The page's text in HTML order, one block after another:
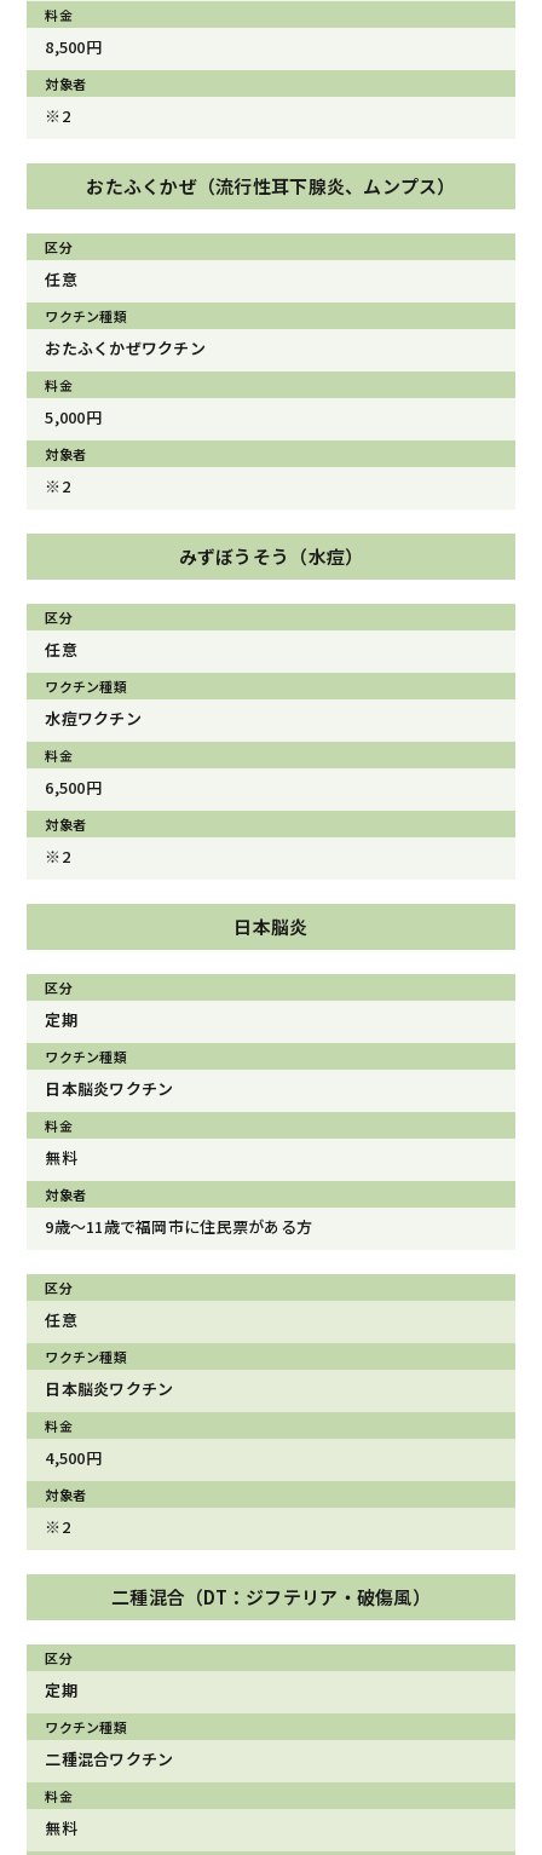
8,500円
※2
おたふくかぜ（流行性耳下腺炎、ムンプス）
任意
おたふくかぜワクチン
5,000円
※2
みずぼうそう（水痘）
任意
水痘ワクチン
6,500円
※2
日本脳炎
定期
日本脳炎ワクチン
無料
9歳〜11歳で福岡市に住民票がある方
任意
日本脳炎ワクチン
4,500円
※2
二種混合（DT：ジフテリア・破傷風）
定期
二種混合ワクチン
無料